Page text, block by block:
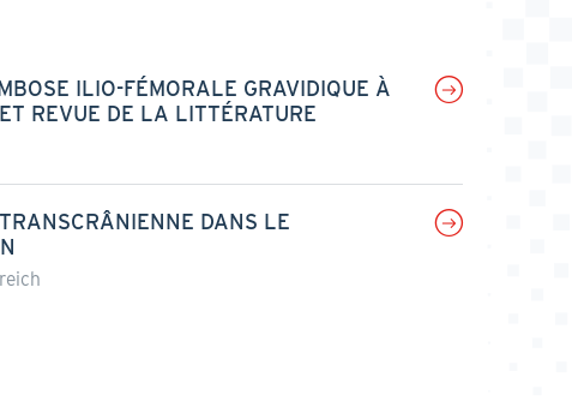
ILIO-FÉMORALE GRAVIDIQUE À
REVUE DE LA LITTÉRATURE
DANS LE